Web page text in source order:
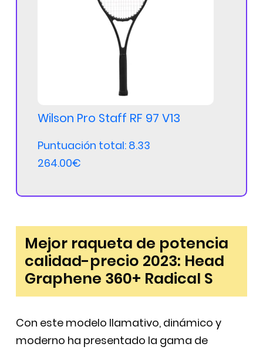
Wilson Pro Staff RF 97 V13
Puntuación total: 8.33
264.00€
Mejor raqueta de potencia
calidad-precio 2023: Head
Graphene 360+ Radical S
Con este modelo llamativo, dinámico y
moderno ha presentado la gama de